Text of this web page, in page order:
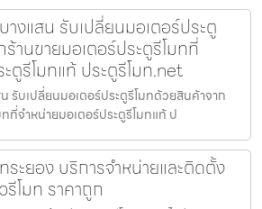
งแสน รับเปลี่ยนมอเตอร์ประตู
านขายมอเตอร์ประตูรีโมทที่
ตูรีโมทแท้ ประตูรีโมท.net
รับเปลี่ยนมอเตอร์ประตูรีโมทด้วยสินค้าจาก
ที่จำหน่ายมอเตอร์ประตูรีโมทแท้ ป
ะยอง บริการจำหน่ายและติดตั้ง
รีโมท ราคาถูก